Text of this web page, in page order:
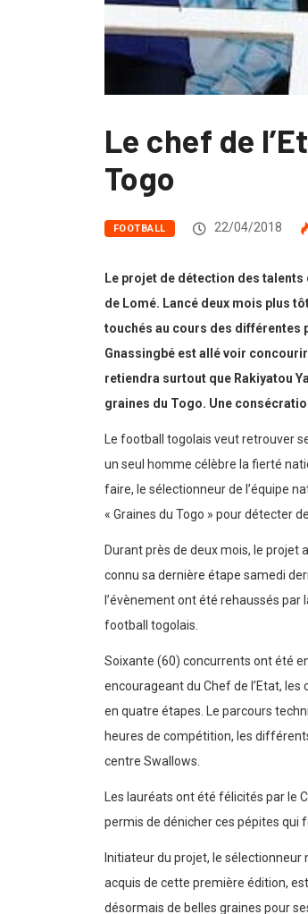
Le chef de
Togo
FOOTBALL 22/04/2018
Le projet de détection des
de Lomé. Lancé deux mois plus
touchés au cours des différentes
Gnassingbé est allé voir
retiendra surtout que Rakiyatou
graines du Togo. Une
Le football togolais veut retrouver
un seul homme célèbre la fierté
faire, le sélectionneur de l’équipe
« Graines du Togo » pour détecter
Durant près de deux mois, le
connu sa dernière étape samedi
l’évènement ont été rehaussés
football togolais.
Soixante (60) concurrents ont été
encourageant du Chef de l’Etat,
en quatre étapes. Le parcours
heures de compétition, les
centre Swallows.
Les lauréats ont été félicités par le
permis de dénicher ces pépites qui
Initiateur du projet, le sélectionneur
acquis de cette première édition,
désormais de belles graines pour